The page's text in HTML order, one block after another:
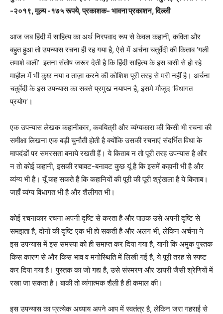
-२०१९, मूल्य -१७५ रूपये, प्रकाशक- भावना प्रकाशन, दिल्ली
आज जब हिंदी में साहित्य का अर्थ निरपवाद रूप से केवल कहानी, कविता और
बहुत हुआ तो उपन्यास रचना ही रह गया है, ऐसे में अर्चना चतुर्वेदी की किताब ‘गली
तमाशे वाली’ इतना संतोष जरूर देती है कि हिंदी साहित्य के इस बासी से हो रहे
माहौल में भी कुछ नया व ताज़ा करने की कोशिश पूरी तरह से मरी नहीं है। अर्चना
चतुर्वेदी के इस उपन्यास का सबसे प्रमुख नयापन है, इसमे मौजूद ‘विधागत
प्रयोग’।
एक उपन्यास लेखक कहानीकार, कवयित्री और व्यंग्यकारा की किसी भी रचना की
समीक्षा लिखना एक बड़ी चुनौती होती है क्योंकि उसकी रचनाएं संदर्भित विधा के
मापदंडों पर समरसता बनाये रखती हैं। ये किताब न तो पूरी तरह उपन्यास है और
न तो कोई कहानी, इसकी रचावट-बनावट कुछ यूं है कि इसमें कहानी भी है और
व्यंग्य भी है। यूँ कह सकते हैं कि कहानियों की पूरी की पूरी श्रृंखला है ये किताब।
जहाँ व्यंग्य विधागत भी है और शैलीगत भी।
कोई रचनाकार रचना अपनी दृष्टि से करता है और पाठक उसे अपनी दृष्टि से
समझता है, दोनों की दृष्टि एक भी हो सकती है और अलग भी, लेकिन अर्चना ने
इस उपन्यास में इस समस्या को ही समाप्त कर दिया गया है, यानी कि अमुक पुस्तक
किस कारण से और किस भाव व मनोस्थिति में लिखी गई है, ये पूरी तरह से स्पष्ट
कर दिया गया है। पुस्तक का जो गद्य है, उसे संस्मरण और डायरी जैसी श्रेणियों में
रखा जा सकता है। बाकी तो व्यंगात्मक शैली है ही कमाल की।
इस उपन्यास का प्रत्येक अध्याय अपने आप में स्वतंत्र है, लेकिन जरा गहराई से